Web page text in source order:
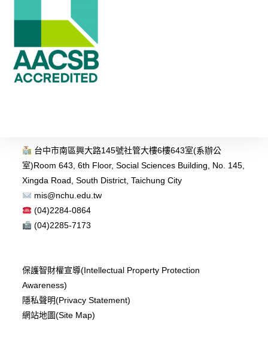
台中市南區興大路145號社管大樓6樓643室(系辦公
室)Room 643, 6th Floor, Social Sciences Building, No. 145,
Xingda Road, South District, Taichung City
mis@nchu.edu.tw
(04)2284-0864
(04)2285-7173
保護智財權宣導(Intellectual Property Protection
Awareness)
隱私聲明(Privacy Statement)
網站地圖(Site Map)